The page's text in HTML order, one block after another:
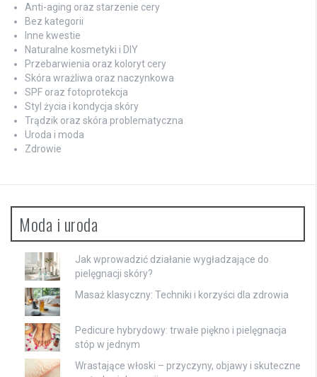
Anti-aging oraz starzenie cery
Bez kategorii
Inne kwestie
Naturalne kosmetyki i DIY
Przebarwienia oraz koloryt cery
Skóra wrażliwa oraz naczynkowa
SPF oraz fotoprotekcja
Styl życia i kondycja skóry
Trądzik oraz skóra problematyczna
Uroda i moda
Zdrowie
Moda i uroda
Jak wprowadzić działanie wygładzające do
pielęgnacji skóry?
Masaż klasyczny: Techniki i korzyści dla zdrowia
Pedicure hybrydowy: trwałe piękno i pielęgnacja
stóp w jednym
Wrastające włoski – przyczyny, objawy i skuteczne